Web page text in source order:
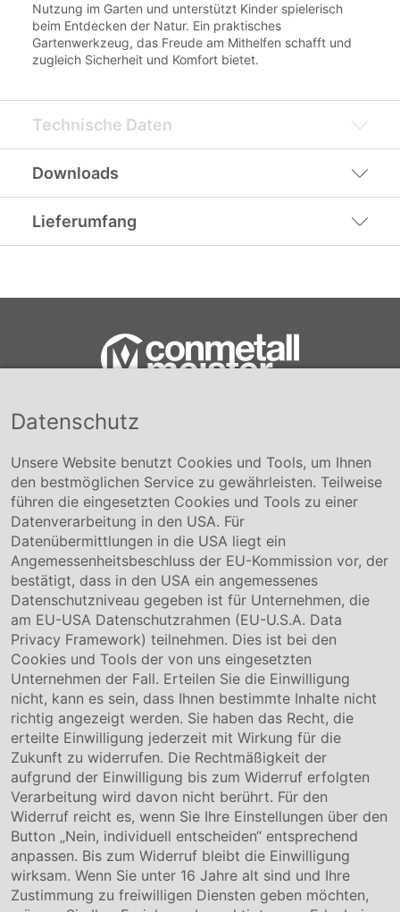
Nutzung im Garten und unterstützt Kinder spielerisch
beim Entdecken der Natur. Ein praktisches
Gartenwerkzeug, das Freude am Mithelfen schafft und
zugleich Sicherheit und Komfort bietet.
Technische Daten
Downloads
Lieferumfang
Conmetall Meister GmbH
+49 5141-180
info@conmetallmeister.de
www.conmetallmeister.de
Unternehmen
Über uns
Compliance
Hinweisgebersystem
Karriere
Service & Kontakt
Kontakt
Downloads
Garantiebedingungen
Zertifikate
Rechtliches
Impressum
AGB
Datenschutz
Cookie Einstellung
Datenschutz
Unsere Website benutzt Cookies und Tools, um Ihnen
den bestmöglichen Service zu gewährleisten. Teilweise
führen die eingesetzten Cookies und Tools zu einer
Datenverarbeitung in den USA. Für
Datenübermittlungen in die USA liegt ein
Angemessenheitsbeschluss der EU-Kommission vor, der
bestätigt, dass in den USA ein angemessenes
Datenschutzniveau gegeben ist für Unternehmen, die
am EU-USA Datenschutzrahmen (EU-U.S.A. Data
Privacy Framework) teilnehmen. Dies ist bei den
Cookies und Tools der von uns eingesetzten
Unternehmen der Fall. Erteilen Sie die Einwilligung
nicht, kann es sein, dass Ihnen bestimmte Inhalte nicht
richtig angezeigt werden. Sie haben das Recht, die
erteilte Einwilligung jederzeit mit Wirkung für die
Zukunft zu widerrufen. Die Rechtmäßigkeit der
aufgrund der Einwilligung bis zum Widerruf erfolgten
Verarbeitung wird davon nicht berührt. Für den
Widerruf reicht es, wenn Sie Ihre Einstellungen über den
Button „Nein, individuell entscheiden“ entsprechend
anpassen. Bis zum Widerruf bleibt die Einwilligung
wirksam. Wenn Sie unter 16 Jahre alt sind und Ihre
Zustimmung zu freiwilligen Diensten geben möchten,